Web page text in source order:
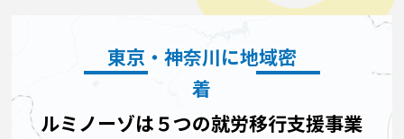
東京・神奈川に地域密
着
ルミノーゾは５つの就労移行支援事業